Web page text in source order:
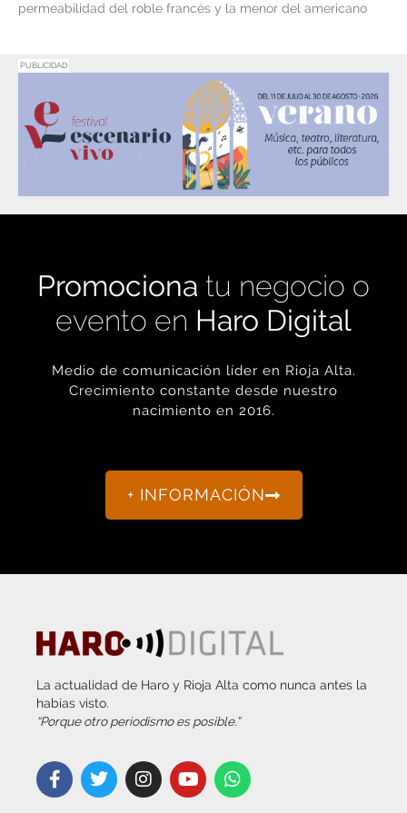
permeabilidad del roble francés y la menor del americano
PUBLICIDAD
Promociona tu negocio o
evento en Haro Digital
Medio de comunicación líder en Rioja Alta.
Crecimiento constante desde nuestro
nacimiento en 2016.
+ INFORMACIÓN
La actualidad de Haro y Rioja Alta como nunca antes la
habías visto.
“Porque otro periodismo es posible.”